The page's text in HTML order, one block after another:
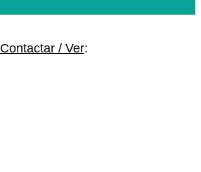
Contactar / Ver: